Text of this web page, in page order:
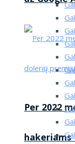
Per 2022
hakeriams